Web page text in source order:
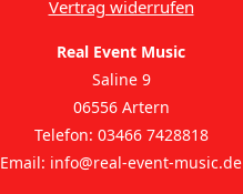
Vertrag widerrufen
Real Event Music
Saline 9
06556 Artern
Telefon: 03466 7428818
Email: info@real-event-music.de